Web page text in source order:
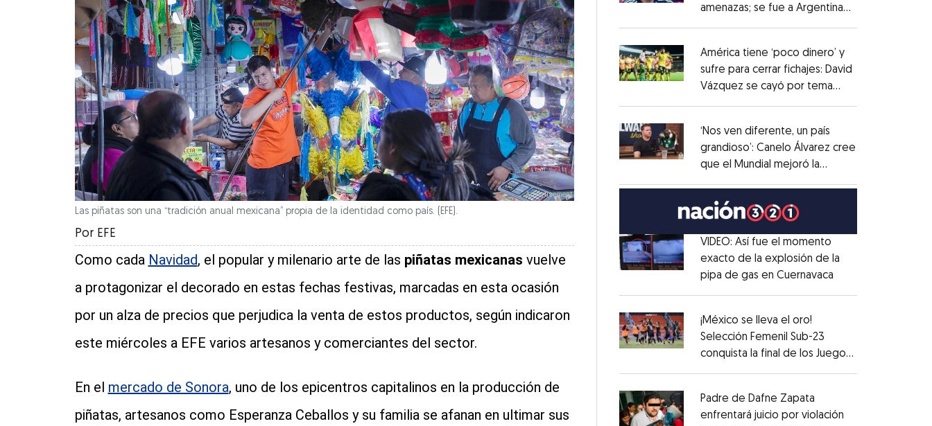
Las piñatas son una “tradición anual mexicana” propia de la identidad como país. (EFE).
Por EFE
Como cada Navidad, el popular y milenario arte de las piñatas mexicanas vuelve
a protagonizar el decorado en estas fechas festivas, marcadas en esta ocasión
por un alza de precios que perjudica la venta de estos productos, según indicaron
este miércoles a EFE varios artesanos y comerciantes del sector.
En el mercado de Sonora, uno de los epicentros capitalinos en la producción de
piñatas, artesanos como Esperanza Ceballos y su familia se afanan en ultimar sus
Opens in new windowamenazas; se fue a Argentina
Opens in new window
América tiene ‘poco dinero’ y
sufre para cerrar fichajes: David
Vázquez se cayó por tema
Opens in new window
‘Nos ven diferente, un país
grandioso’: Canelo Álvarez cree
que el Mundial mejoró la
Opens in new window
VIDEO: Así fue el momento
exacto de la explosión de la
pipa de gas en Cuernavaca
Opens in new window
¡México se lleva el oro!
Selección Femenil Sub-23
conquista la final de los Juegos
Padre de Dafne Zapata
enfrentará juicio por violación